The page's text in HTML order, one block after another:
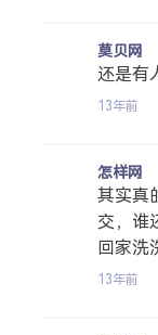
莫贝网
还是有
13年前
怎样网
其实真
交，谁
回家洗
13年前